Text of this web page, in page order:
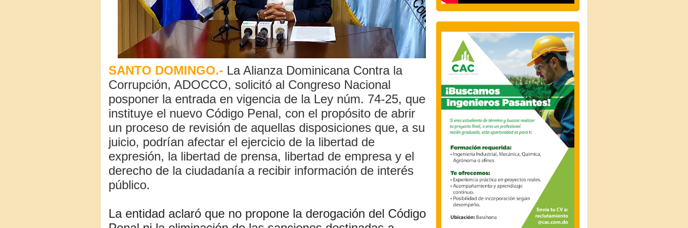
SANTO DOMINGO.- La Alianza Dominicana Contra la
Corrupción, ADOCCO, solicitó al Congreso Nacional
posponer la entrada en vigencia de la Ley núm. 74-25, que
instituye el nuevo Código Penal, con el propósito de abrir
un proceso de revisión de aquellas disposiciones que, a su
juicio, podrían afectar el ejercicio de la libertad de
expresión, la libertad de prensa, libertad de empresa y el
derecho de la ciudadanía a recibir información de interés
público.
La entidad aclaró que no propone la derogación del Código